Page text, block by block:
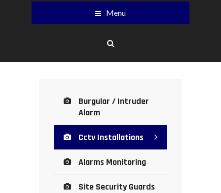
Menu
Burgular / Intruder
Alarm
Cctv Installations
Alarms Monitoring
Site Security Guards